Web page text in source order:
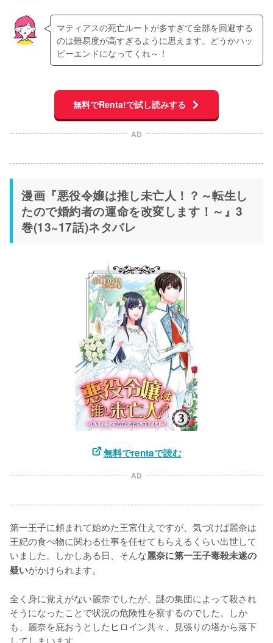
マティアスの死亡ルートが多すぎて全部を回避する
のは難易度が高すぎるように思えます。どうかハッ
ピーエンドになってくれ～！
無料でRenta!で試し読みする
AD
漫画『悪役令嬢は推し未亡人！？～転生し
たので婚約者の運命を改変します！～』3
巻(13~17話)ネタバレ
無料でrentaで読む
AD
第一王子に頼まれて始めた王宮仕えですが、気づけば麗奈は
王妃の食べ物に関わる仕事を任せてもらえるくらい出世して
いました。しかしある日、そんな麗奈に第一王子毒殺未遂の
疑いがかけられます。
全く身に覚えがない麗奈でしたが、謎の集団によって殺され
そうになったことで状況の危険性を察するのでした。しか
も、麗奈を庇おうとしたヒロイン共々、見張りの塔から落下
してしまいます。